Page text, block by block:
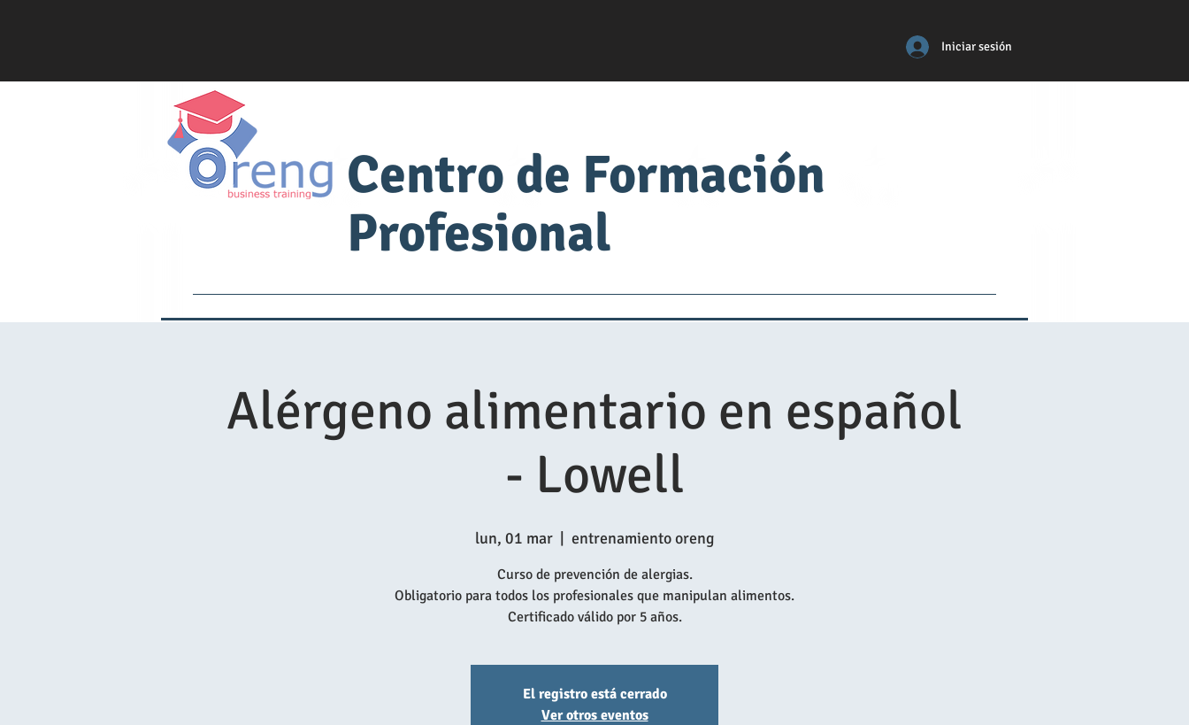
Iniciar sesión
Centro de Formación
Profesional
Alérgeno alimentario en español
- Lowell
lun, 01 mar
  |
entrenamiento oreng
Curso de prevención de alergias.
Obligatorio para todos los profesionales que manipulan alimentos.
Certificado válido por 5 años.
El registro está cerrado
Ver otros eventos